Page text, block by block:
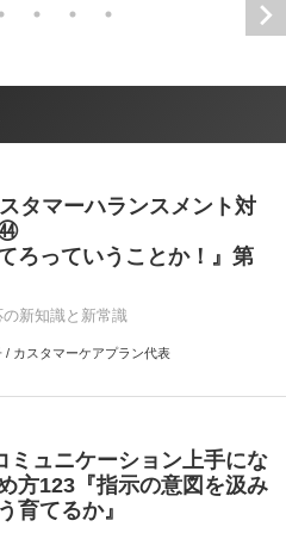
タマーハランスメント対
ろっていうことか！』第
新知識と新常識
/ カスタマーケアプラン代表
ュニケーション上手にな
方123『指示の意図を汲み
育てるか』